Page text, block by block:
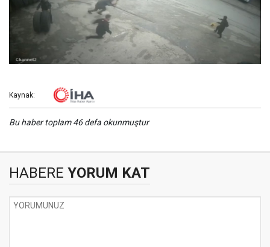
Kaynak:
Bu haber toplam 46 defa okunmuştur
HABERE YORUM KAT